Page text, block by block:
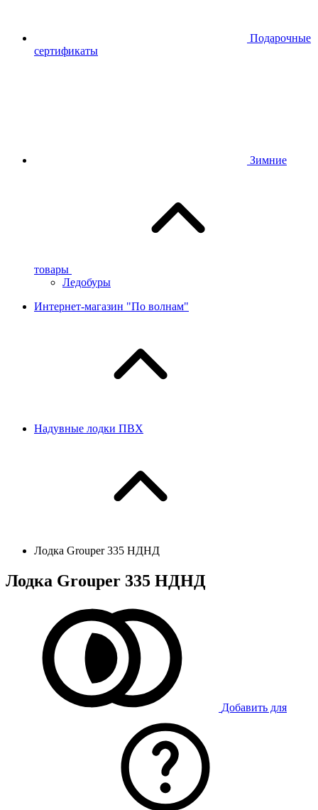
Подарочные
сертификаты
Зимние
товары
Ледобуры
Интернет-магазин "По волнам"
Надувные лодки ПВХ
Лодка Grouper 335 НДНД
Лодка Grouper 335 НДНД
Добавить для